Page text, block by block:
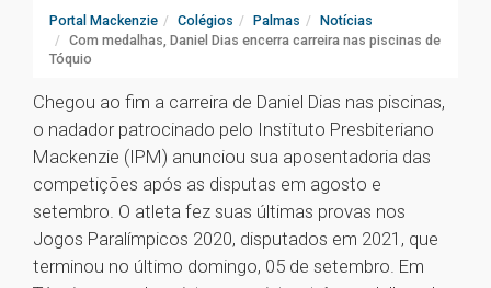
Portal Mackenzie Colégios Palmas
Notícias
Com medalhas, Daniel Dias encerra carreira nas piscinas de
Tóquio
Chegou ao fim a carreira de Daniel Dias nas piscinas,
o nadador patrocinado pelo Instituto Presbiteriano
Mackenzie (IPM) anunciou sua aposentadoria das
competições após as disputas em agosto e
setembro. O atleta fez suas últimas provas nos
Jogos Paralímpicos 2020, disputados em 2021, que
terminou no último domingo, 05 de setembro. Em